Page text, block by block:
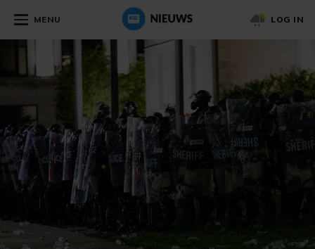
MENU LOG IN